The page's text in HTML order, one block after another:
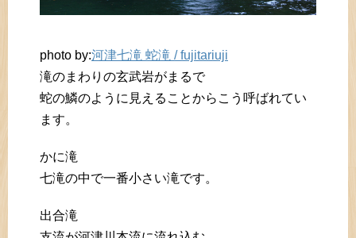
photo by:河津七滝 蛇滝 / fujitariuji
滝のまわりの玄武岩がまるで
蛇の鱗のように見えることからこう呼ばれてい
ます。
かに滝
七滝の中で一番小さい滝です。
出合滝